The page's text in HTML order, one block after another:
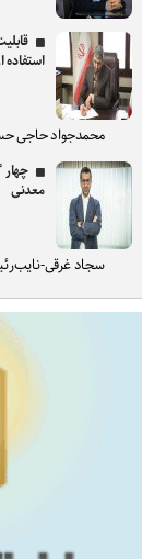
محمدجواد حاجی
چهار
معدنی
سجاد غرقی-